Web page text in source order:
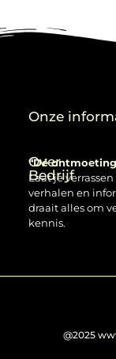
Over
Bedrijf
“Dé
Laat je
verhalen en
draait alles om
kennis.
Onze
@2025